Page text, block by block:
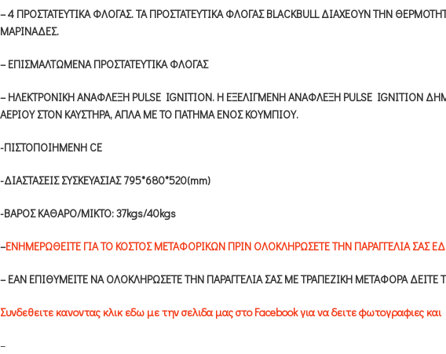
– 4 ΠΡΟΣΤΑΤΕΥΤΙΚΑ ΦΛΟΓΑΣ. ΤΑ ΠΡΟΣΤΑΤΕΥΤΙΚΑ ΦΛΟΓΑΣ BLΑCKBULL ΔΙΑΧΕΟΥΝ ΤΗΝ
ΜΑΡΙΝΑΔΕΣ.
– ΕΠΙΣΜΑΛΤΩΜΕΝΑ ΠΡΟΣΤΑΤΕΥΤΙΚΑ ΦΛΟΓΑΣ
–ΗΛΕΚΤΡΟΝΙΚΗ ΑΝΑΦΛΕΞΗ PULSE IGNITION. Η ΕΞΕΛΙΓΜΕΝΗ ΑΝΑΦΛΕΞΗ PULSE IGNITION
ΑΕΡΙΟΥ ΣΤΟΝ ΚΑΥΣΤΗΡΑ, ΑΠΛΑ ΜΕ ΤΟ ΠΑΤΗΜΑ ΕΝΟΣ ΚΟΥΜΠΙΟΥ.
-ΠΙΣΤΟΠΟΙΗΜΕΝΗ CE
-ΔΙΑΣΤΑΣΕΙΣ ΣΥΣΚΕΥΑΣΙΑΣ 795*680*520(mm)
-ΒΑΡΟΣ ΚΑΘΑΡΟ/ΜΙΚΤΟ: 37kgs/40kgs
–ΕΝΗΜΕΡΩΘΕΙΤΕ ΓΙΑ ΤΟ ΚΟΣΤΟΣ ΜΕΤΑΦΟΡΙΚΩΝ ΠΡΙΝ ΟΛΟΚΛΗΡΩΣΕΤΕ ΤΗΝ ΠΑΡΑΓΓΕΛΙΑ ΣΑΣ
– ΕΑΝ ΕΠΙΘΥΜΕΙΤΕ ΝΑ ΟΛΟΚΛΗΡΩΣΕΤΕ ΤΗΝ ΠΑΡΑΓΓΕΛΙΑ ΣΑΣ ΜΕ ΤΡΑΠΕΖΙΚΗ ΜΕΤΑΦΟΡΑ ΔΕΙΤΕ
Συνδεθειτε κανοντας κλικ εδω με την σελιδα μας στο Facebook για να δειτε φωτογραφιες
–